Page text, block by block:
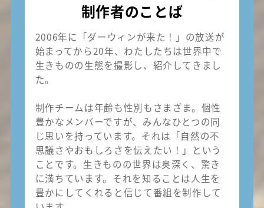
制作者のことば
2006年に「ダーウィンが来た！」の放送が
始まってから20年、わたしたちは世界中で
生きものの生態を撮影し、紹介してきまし
た。
制作チームは年齢も性別もさまざま。個性
豊かなメンバーですが、みんなひとつの同
じ思いを持っています。それは「自然の不
思議さやおもしろさを伝えたい！」という
ことです。生きものの世界は奥深く、驚き
に満ちています。それを知ることは人生を
豊かにしてくれると信じて番組を制作して